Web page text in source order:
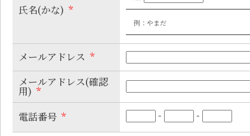
氏名(かな) *
例：やまだ
メールアドレス *
メールアドレス(確認
用) *
電話番号 * - -